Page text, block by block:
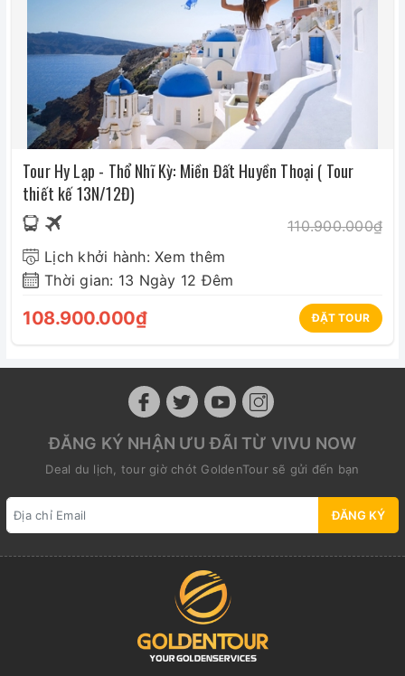
Tour Hy Lạp - Thổ Nhĩ Kỳ: Miền Đất Huyền Thoại ( Tour
thiết kế 13N/12Đ)
110.900.000₫
Lịch khởi hành: Xem thêm
Thời gian: 13 Ngày 12 Đêm
108.900.000₫ ĐẶT TOUR
ĐĂNG KÝ NHẬN ƯU ĐÃI TỪ VIVU NOW
Deal du lịch, tour giờ chót GoldenTour sẽ gửi đến bạn
ĐĂNG KÝ